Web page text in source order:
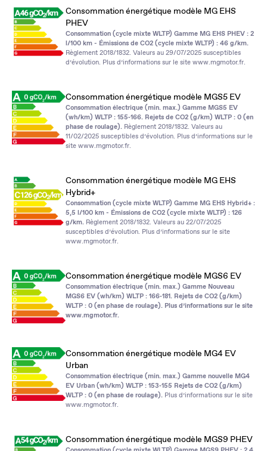
Consommation énergétique modèle MG EHS
PHEV
Consommation (cycle mixte WLTP) Gamme MG EHS PHEV : 2
l/100 km - Émissions de CO2 (cycle mixte WLTP) : 46 g/km.
Règlement 2018/1832. Valeurs au 29/07/2025 susceptibles
d’évolution. Plus d’informations sur le site www.mgmotor.fr.
Consommation énergétique modèle MGS5 EV
Consommation électrique (min. max.) Gamme MGS5 EV
(wh/km) WLTP : 155‑166. Rejets de CO2 (g/km) WLTP : 0 (en
phase de roulage). Règlement 2018/1832. Valeurs au
11/02/2025 susceptibles d’évolution. Plus d’informations sur le
site www.mgmotor.fr.
Consommation énergétique modèle MG EHS
Hybrid+
Consommation (cycle mixte WLTP) Gamme MG EHS Hybrid+ :
5,5 l/100 km - Émissions de CO2 (cycle mixte WLTP) : 126
g/km. Règlement 2018/1832. Valeurs au 22/07/2025
susceptibles d’évolution. Plus d’informations sur le site
www.mgmotor.fr.
Consommation énergétique modèle MGS6 EV
Consommation électrique (min. max.) Gamme Nouveau
MGS6 EV (wh/km) WLTP : 166‑181. Rejets de CO2 (g/km)
WLTP : 0 (en phase de roulage). Plus d’informations sur le site
www.mgmotor.fr.
Consommation énergétique modèle MG4 EV
Urban
Consommation électrique (min. max.) Gamme nouvelle MG4
EV Urban (wh/km) WLTP : 153‑155 Rejets de CO2 (g/km)
WLTP : 0 (en phase de roulage). Plus d’informations sur le site
www.mgmotor.fr.
Consommation énergétique modèle MGS9 PHEV